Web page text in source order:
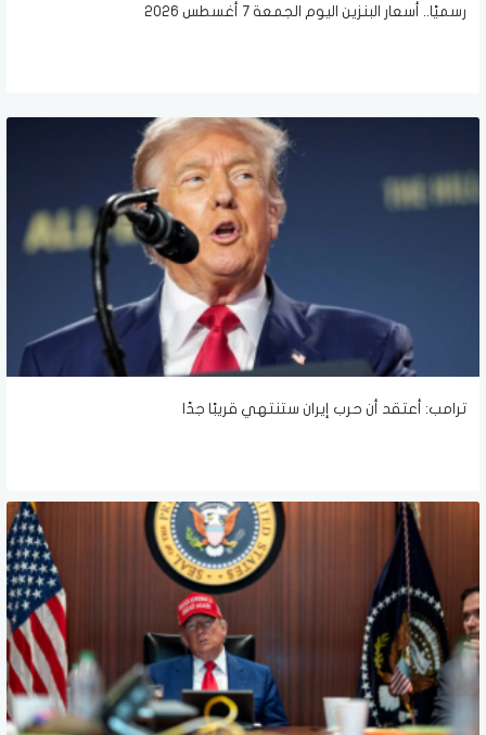
رسميًا.. أسعار البنزين اليوم الجمعة 7 أغسطس 2026
ترامب: أعتقد أن حرب إيران ستنتهي قريبًا جدًا